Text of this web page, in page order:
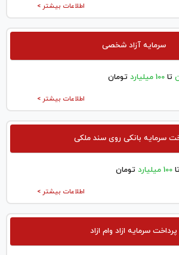
اطلاعات بیشتر >
سرمایه آزاد شخصی
تا 100 میلیارد تومان
اطلاعات بیشتر >
سرمایه بانکی روی سند ملکی
100 میلیارد تومان
اطلاعات بیشتر >
پرداخت سرمایه ازاد وام ازاد